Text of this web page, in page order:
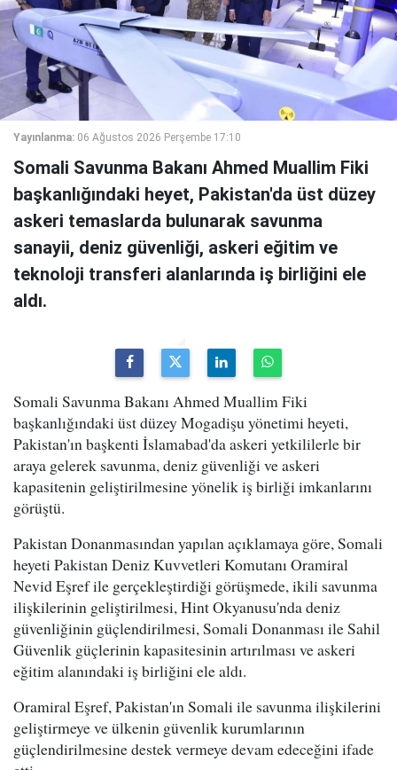
Yayınlanma: 06 Ağustos 2026 Perşembe 17:10
Somali Savunma Bakanı Ahmed Muallim Fiki
başkanlığındaki heyet, Pakistan'da üst düzey
askeri temaslarda bulunarak savunma
sanayii, deniz güvenliği, askeri eğitim ve
teknoloji transferi alanlarında iş birliğini ele
aldı.
Somali Savunma Bakanı Ahmed Muallim Fiki
başkanlığındaki üst düzey Mogadişu yönetimi heyeti,
Pakistan'ın başkenti İslamabad'da askeri yetkililerle bir
araya gelerek savunma, deniz güvenliği ve askeri
kapasitenin geliştirilmesine yönelik iş birliği imkanlarını
görüştü.
Pakistan Donanmasından yapılan açıklamaya göre, Somali
heyeti Pakistan Deniz Kuvvetleri Komutanı Oramiral
Nevid Eşref ile gerçekleştirdiği görüşmede, ikili savunma
ilişkilerinin geliştirilmesi, Hint Okyanusu'nda deniz
güvenliğinin güçlendirilmesi, Somali Donanması ile Sahil
Güvenlik güçlerinin kapasitesinin artırılması ve askeri
eğitim alanındaki iş birliğini ele aldı.
Oramiral Eşref, Pakistan'ın Somali ile savunma ilişkilerini
geliştirmeye ve ülkenin güvenlik kurumlarının
güçlendirilmesine destek vermeye devam edeceğini ifade